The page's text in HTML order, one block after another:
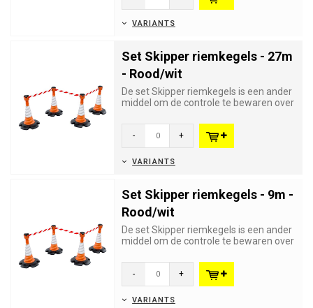
VARIANTS
Set Skipper riemkegels - 27m
- Rood/wit
De set Skipper riemkegels is een ander
middel om de controle te bewaren over
- +
VARIANTS
Set Skipper riemkegels - 9m -
Rood/wit
De set Skipper riemkegels is een ander
middel om de controle te bewaren over
- +
VARIANTS